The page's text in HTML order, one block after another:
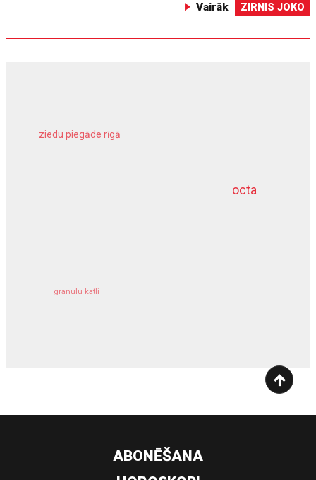
Vairāk ZIRNIS JOKO
octa
ziedu piegāde rīgā
granulu katli
dziļurbums
ABONĒŠANA